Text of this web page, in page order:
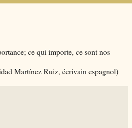
ce qui importe, ce sont nos
Martínez Ruiz, écrivain espagnol)